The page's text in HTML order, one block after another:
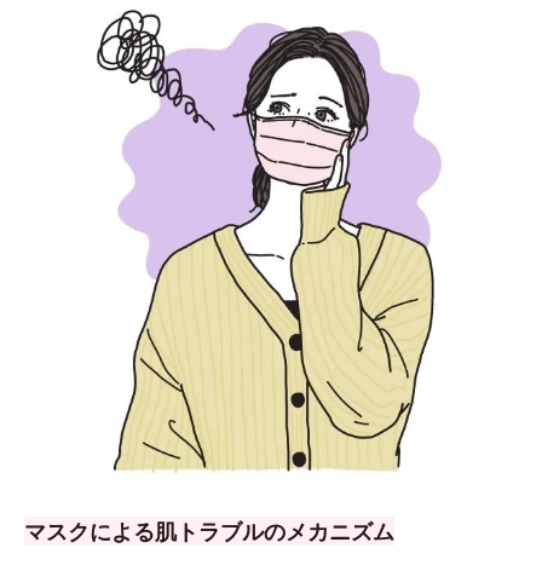
マスクによる肌トラブルのメカニズム